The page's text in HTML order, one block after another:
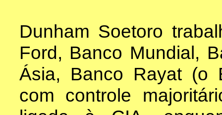
Dunham Soetoro
Ford, Banco Mundial,
Ásia, Banco Rayat (o
com controle